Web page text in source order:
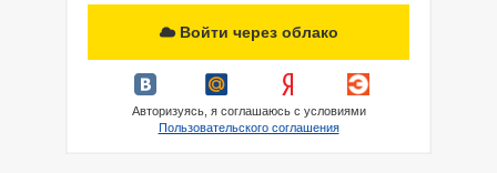
Войти через облако
Авторизуясь, я соглашаюсь с условиями
Пользовательского соглашения